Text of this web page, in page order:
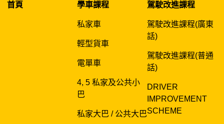
首頁
學車課程
私家車
輕型貨車
電單車
4, 5 私家及公共小
巴
私家大巴 / 公共大巴
駕駛改進課程
駕駛改進課程(廣東
話)
駕駛改進課程(普通
話)
DRIVER
IMPROVEMENT
SCHEME